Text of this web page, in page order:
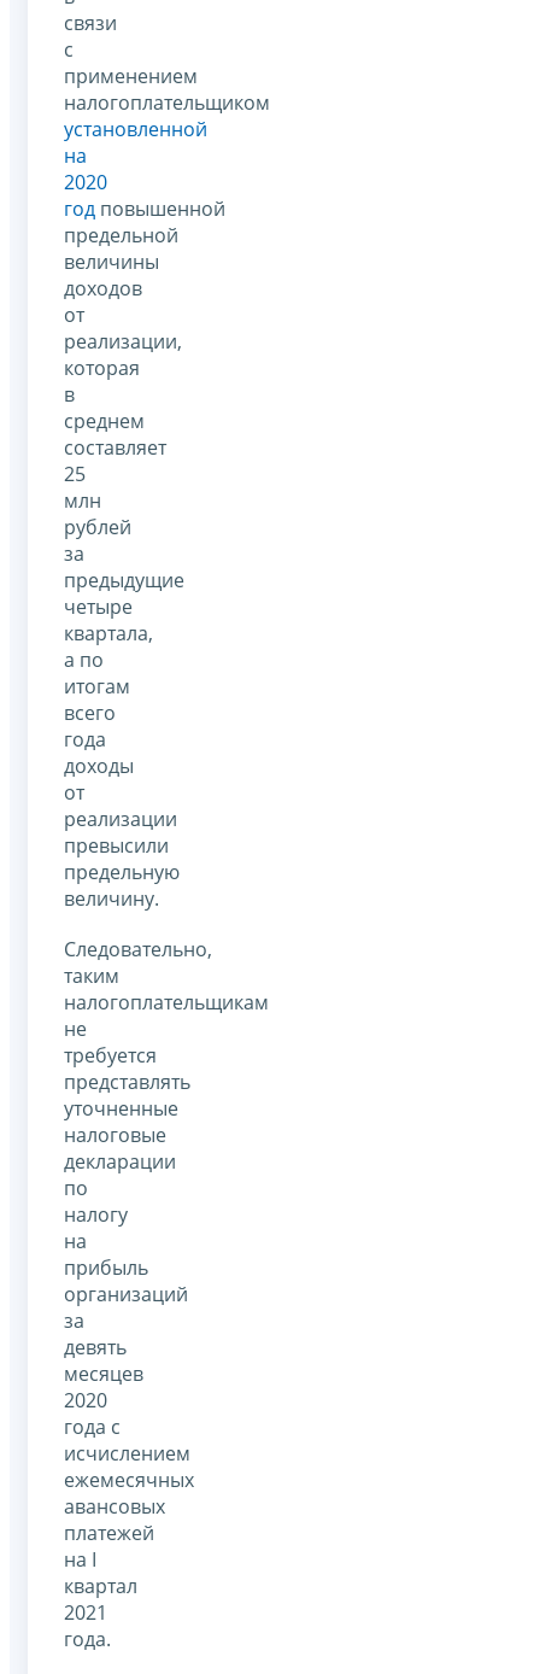
связи
с
применением
налогоплательщиком
установленной
на
2020
год повышенной
предельной
величины
доходов
от
реализации,
которая
в
среднем
составляет
25
млн
рублей
за
предыдущие
четыре
квартала,
а по
итогам
всего
года
доходы
от
реализации
превысили
предельную
величину.
Следовательно,
таким
налогоплательщикам
не
требуется
представлять
уточненные
налоговые
декларации
по
налогу
на
прибыль
организаций
за
девять
месяцев
2020
года с
исчислением
ежемесячных
авансовых
платежей
на I
квартал
2021
года.